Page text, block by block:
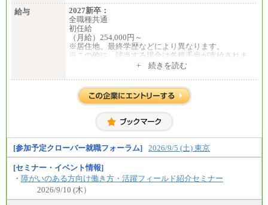
給与
2027新卒：
全職種共通
初任給
（月給）254,000円～
※居住地、最終学歴などにより異なります。
※この他に、該当する場合は各種手当が支給されま
中途：
全職種共通
※居住地、年齢により異なります。
※この他に、該当する場合は各種手当が支給されま
す。
※試用期間中も給与に変更はございません
+ 続きを読む
[参加予定クローバー就職フォーラム] 2026/9/5 (土) 東京
[セミナー・イベント情報]
・ 障がいのある方向け働き方・活躍フィールド紹介セミナー
2026/9/10 (木）